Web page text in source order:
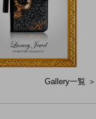
Gallery一覧 ＞